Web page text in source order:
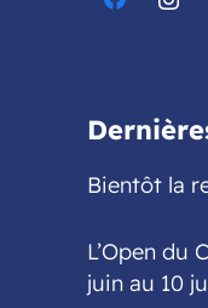
Bientôt la
L’Open du
juin au 10